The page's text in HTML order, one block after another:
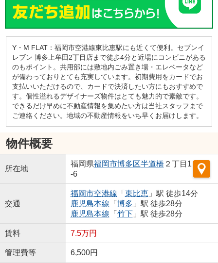
Y・M FLAT：福岡市空港線東比恵駅にも近くて便利。セブンイ
レブン 博多上牟田2丁目店まで徒歩4分と近場にコンビニがある
のもポイント。共用部には敷地内ごみ置き場・エレベータなど
が備わっておりとても充実しています。初期費用をカードでお
支払いいただけるので、カードで決済したい方にもおすすめで
す。個性溢れるデザイナーズ物件はとても魅力的で素敵です。
できるだけ早めに不動産情報を集めたい方は当社スタッフまで
ご連絡ください。地域の不動産情報をいち早くお届けします。
物件概要
所在地
福岡県福岡市博多区半道橋 ２丁目1
-6
交通
福岡市空港線 「 東比恵」駅 徒歩14分
鹿児島本線 「 博多 」駅 徒歩28分
鹿児島本線 「 竹下」駅 徒歩28分
賃料 7.5万円
管理費等 6,500円